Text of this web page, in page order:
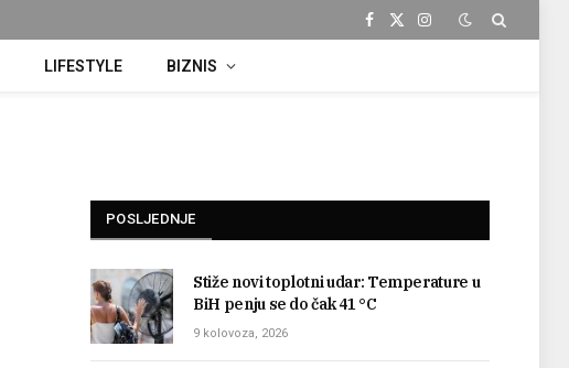
Facebook
X
Instagram
LIFESTYLE BIZNIS
POSLJEDNJE
Stiže novi toplotni udar: Temperature u
BiH penju se do čak 41 °C
9 kolovoza, 2026